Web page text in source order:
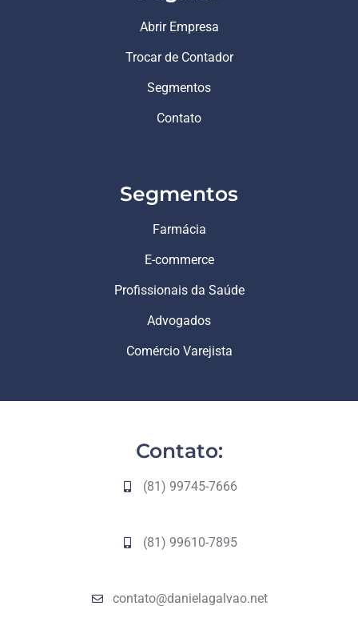
Abrir Empresa
Trocar de Contador
Segmentos
Contato
Segmentos
Farmácia
E-commerce
Profissionais da Saúde
Advogados
Comércio Varejista
Contato:
(81) 99745-7666
(81) 99610-7895
contato@danielagalvao.net